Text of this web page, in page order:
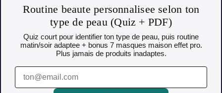
Routine beaute personnalisee selon ton
type de peau (Quiz + PDF)
Quiz court pour identifier ton type de peau, puis routine
matin/soir adaptee + bonus 7 masques maison effet pro.
Plus jamais de produits inadaptes.